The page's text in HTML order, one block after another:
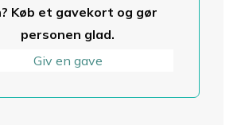
Køb et gavekort og gør
personen glad.
Giv en gave